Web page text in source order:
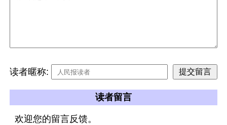
读者暱称:
读者留言
欢迎您的留言反馈。